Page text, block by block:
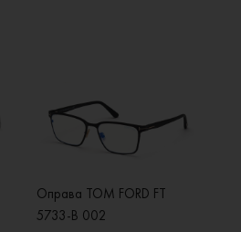
Оправа TOM FORD FT
5733-B 002